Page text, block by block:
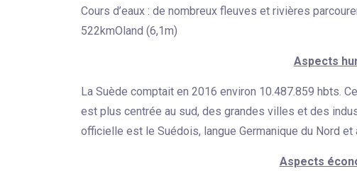
Cours d’eaux : de nombreux fleuves et rivières
522kmOland (6,1m)
Aspects
La Suède comptait en 2016 environ 10.487.859 hbts.
est plus centrée au sud, des grandes villes et des
officielle est le Suédois, langue Germanique du Nord et
Aspects